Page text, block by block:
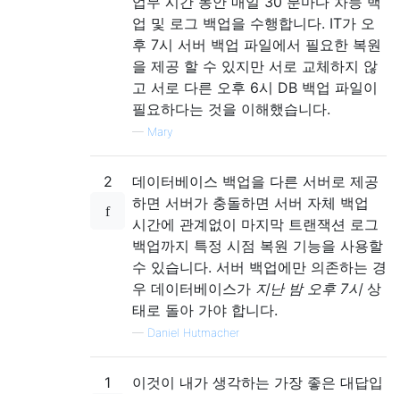
업 및 로그 백업을 수행합니다. IT가 오
후 7시 서버 백업 파일에서 필요한 복원
을 제공 할 수 있지만 서로 교체하지 않
고 서로 다른 오후 6시 DB 백업 파일이
필요하다는 것을 이해했습니다.
— Mary
2
데이터베이스 백업을 다른 서버로 제공
하면 서버가 충돌하면 서버 자체 백업
시간에 관계없이 마지막 트랜잭션 로그
백업까지 특정 시점 복원 기능을 사용할
수 있습니다. 서버 백업에만 의존하는 경
우 데이터베이스가 지난 밤 오후 7시상
태로 돌아 가야 합니다.
— Daniel Hutmacher
1
이것이 내가 생각하는 가장 좋은 대답입